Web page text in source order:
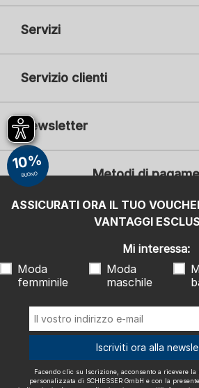
Servizi
Servizio clienti
Newsletter
Il vostro indirizzo e-mail
Mi interessa:
Moda femminile
Moda maschile
ADIDAS
Facendo clic su Iscrizione, acconsento a
pubblicità personalizzata di SCHIESSER
"Newsletter". Posso revocare questo
con effetto futuro.
Metodi di
Spediamo con
ASSICURATI ORA IL TUO
VANTAGGI
10%
BUONO
Mi interessa:
Moda
femminile
Moda
maschile
Iscriviti ora alla
Facendo clic su Iscrizione, acconsento a ricevere
personalizzata di SCHIESSER GmbH e con la